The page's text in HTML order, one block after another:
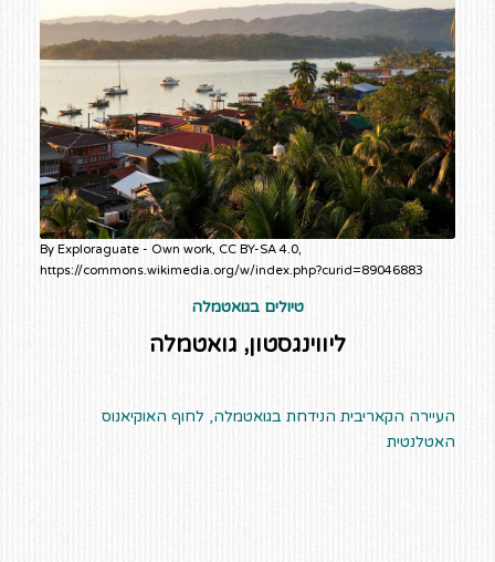
By Exploraguate - Own work, CC BY-SA 4.0,
https://commons.wikimedia.org/w/index.php?curid=89046883
טיולים בגואטמלה
ליווינגסטון, גואטמלה
העיירה הקאריבית הנידחת בגואטמלה, לחוף האוקיאנוס
האטלנטית